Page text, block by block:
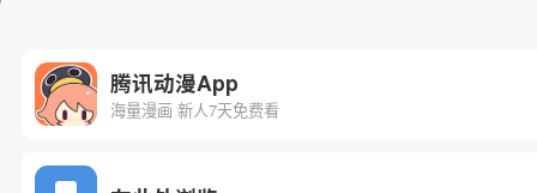
腾讯动漫App
海量漫画 新人7天免费看